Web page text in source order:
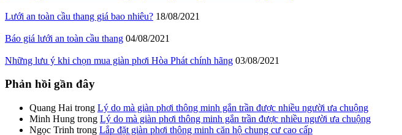
Lưới an toàn cầu thang giá bao nhiêu? 18/08/2021
Báo giá lưới an toàn cầu thang 04/08/2021
Những lưu ý khi chọn mua giàn phơi Hòa Phát chính hãng 03/08/2021
Phản hồi gần đây
Quang Hai trong Lý do mà giàn phơi thông minh gắn trần được nhiều người ưa chuộng
Minh Hung trong Lý do mà giàn phơi thông minh gắn trần được nhiều người ưa chuộng
Ngọc Trinh trong Lắp đặt giàn phơi thông minh căn hộ chung cư cao cấp